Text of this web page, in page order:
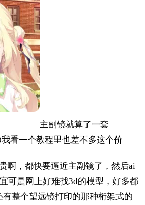
主副镜就算了一套
我看一个教程里也差不多这个价
啊，都快要逼近主副镜了，然后ai
可是网上好难找3d的模型，好多都
有整个望远镜打印的那种桁架式的